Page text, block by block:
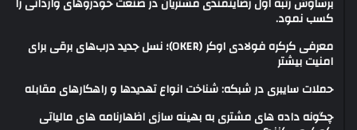
کسب نمود.
معرفی کرکره فولادی اوکر (OKER)؛ نسل جدید درب‌های برقی برای
امنیت بیشتر
حملات سایبری در شبکه: شناخت انواع تهدیدها و راهکارهای مقابله
چگونه داده های مشتری به بهینه سازی اظهارنامه های مالیاتی